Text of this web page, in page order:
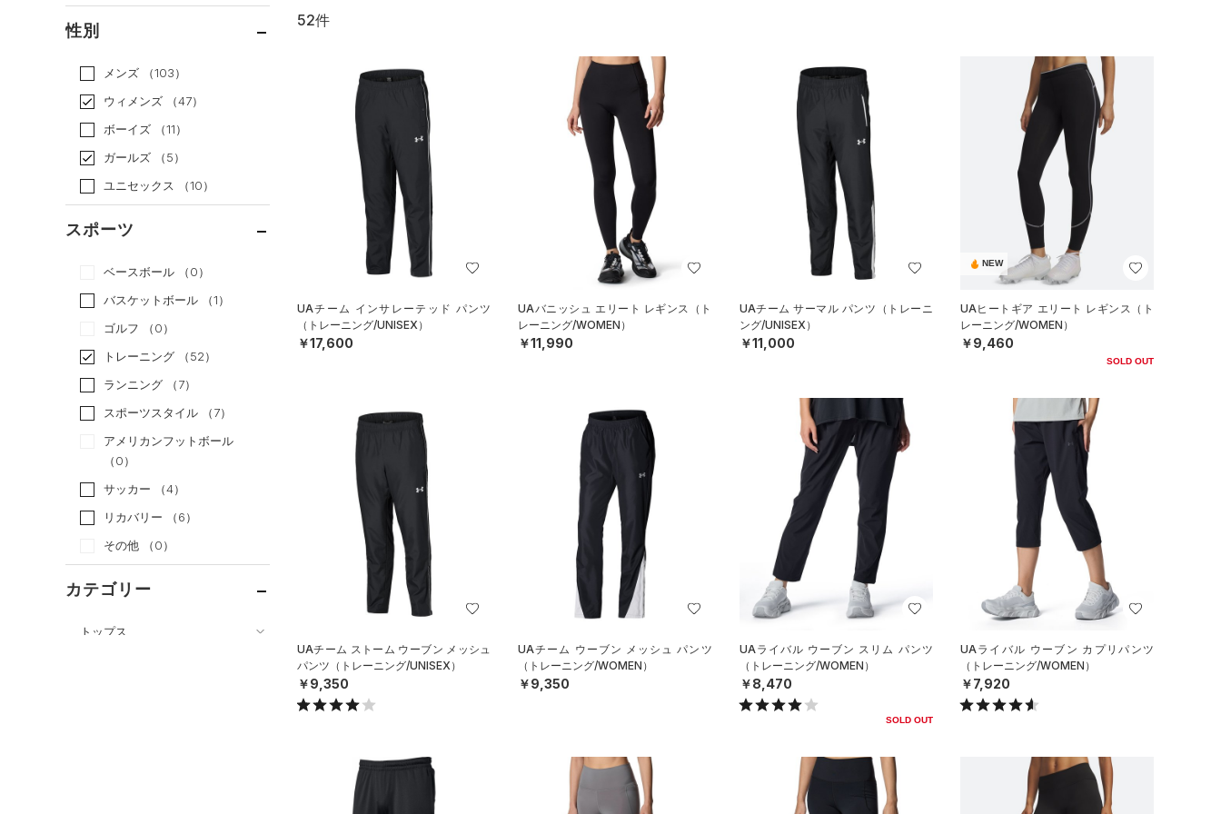
性別
メンズ
（103）
ウィメンズ
（47）
ボーイズ
（11）
ガールズ
（5）
ユニセックス
（10）
スポーツ
ベースボール
（0）
バスケットボール
（1）
ゴルフ
（0）
トレーニング
（52）
ランニング
（7）
スポーツスタイル
（7）
アメリカンフットボール
（0）
サッカー
（4）
リカバリー
（6）
その他
（0）
カテゴリー
トップス
52件
UAチーム インサレーテッド パンツ
（トレーニング/UNISEX）
￥17,600
UAバニッシュ エリート レギンス（ト
レーニング/WOMEN）
￥11,990
UAチーム サーマル パンツ（トレーニ
ング/UNISEX）
￥11,000
NEW
UAヒートギア エリート レギンス（ト
レーニング/WOMEN）
￥9,460
SOLD OUT
UAチーム ストーム ウーブン メッシュ
パンツ（トレーニング/UNISEX）
￥9,350
UAチーム ウーブン メッシュ パンツ
（トレーニング/WOMEN）
￥9,350
UAライバル ウーブン スリム パンツ
（トレーニング/WOMEN）
￥8,470
SOLD OUT
UAライバル ウーブン カプリパンツ
（トレーニング/WOMEN）
￥7,920